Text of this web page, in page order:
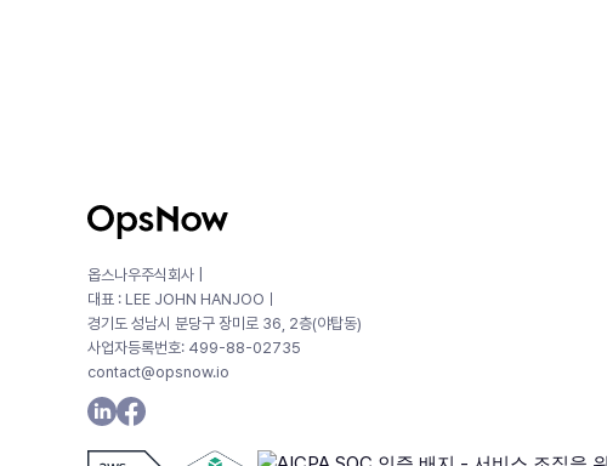
옵스나우주식회사 |
대표 : LEE JOHN HANJOOㅣ
경기도 성남시 분당구 장미로 36, 2층(야탑동)
사업자등록번호: 499-88-02735
contact@opsnow.io